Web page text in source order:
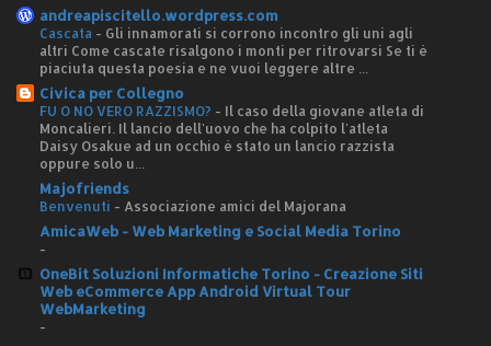
andreapiscitello.wordpress.com
Cascata - Gli innamorati si corrono incontro gli uni agli
altri Come cascate risalgono i monti per ritrovarsi Se ti è
piaciuta questa poesia e ne vuoi leggere altre ...
Civica per Collegno
FU O NO VERO RAZZISMO? - Il caso della giovane atleta di
Moncalieri. Il lancio dell'uovo che ha colpito l'atleta
Daisy Osakue ad un occhio è stato un lancio razzista
oppure solo u...
Majofriends
Benvenuti - Associazione amici del Majorana
AmicaWeb - Web Marketing e Social Media Torino
-
OneBit Soluzioni Informatiche Torino - Creazione Siti
Web eCommerce App Android Virtual Tour
WebMarketing
-